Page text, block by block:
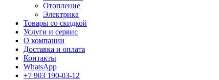
Отопление
Электрика
Товары со скидкой
Услуги и сервис
О компании
Доставка и оплата
Контакты
WhatsApp
+7 903 190-03-12